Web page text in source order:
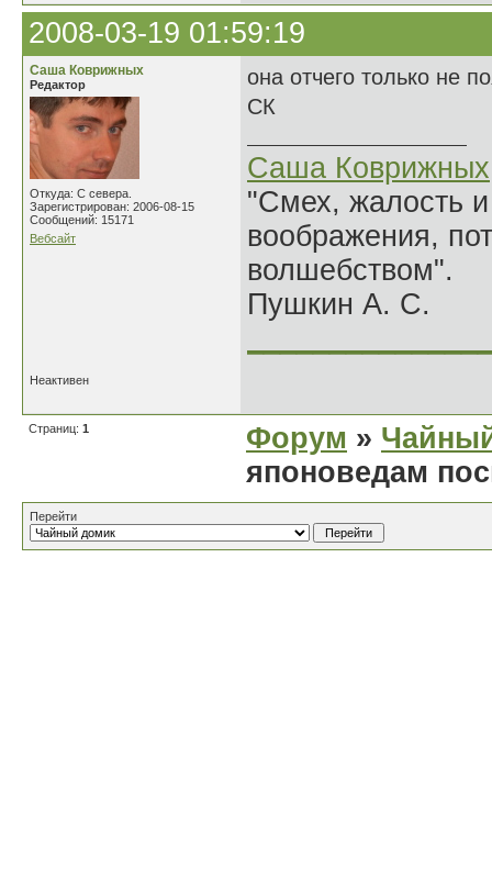
2008-03-19 01:59:19
Саша Коврижных
Редактор
Откуда: С севера.
Зарегистрирован: 2006-08-15
Сообщений: 15171
Вебсайт
она отчего только не
СК
Саша Коврижных
"Смех, жалость
воображения,
волшебством".
Пушкин А. С.
Неактивен
Страниц: 1 Форум »
японоведам
Перейти